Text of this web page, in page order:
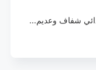
غذائي شفاف وعديم…